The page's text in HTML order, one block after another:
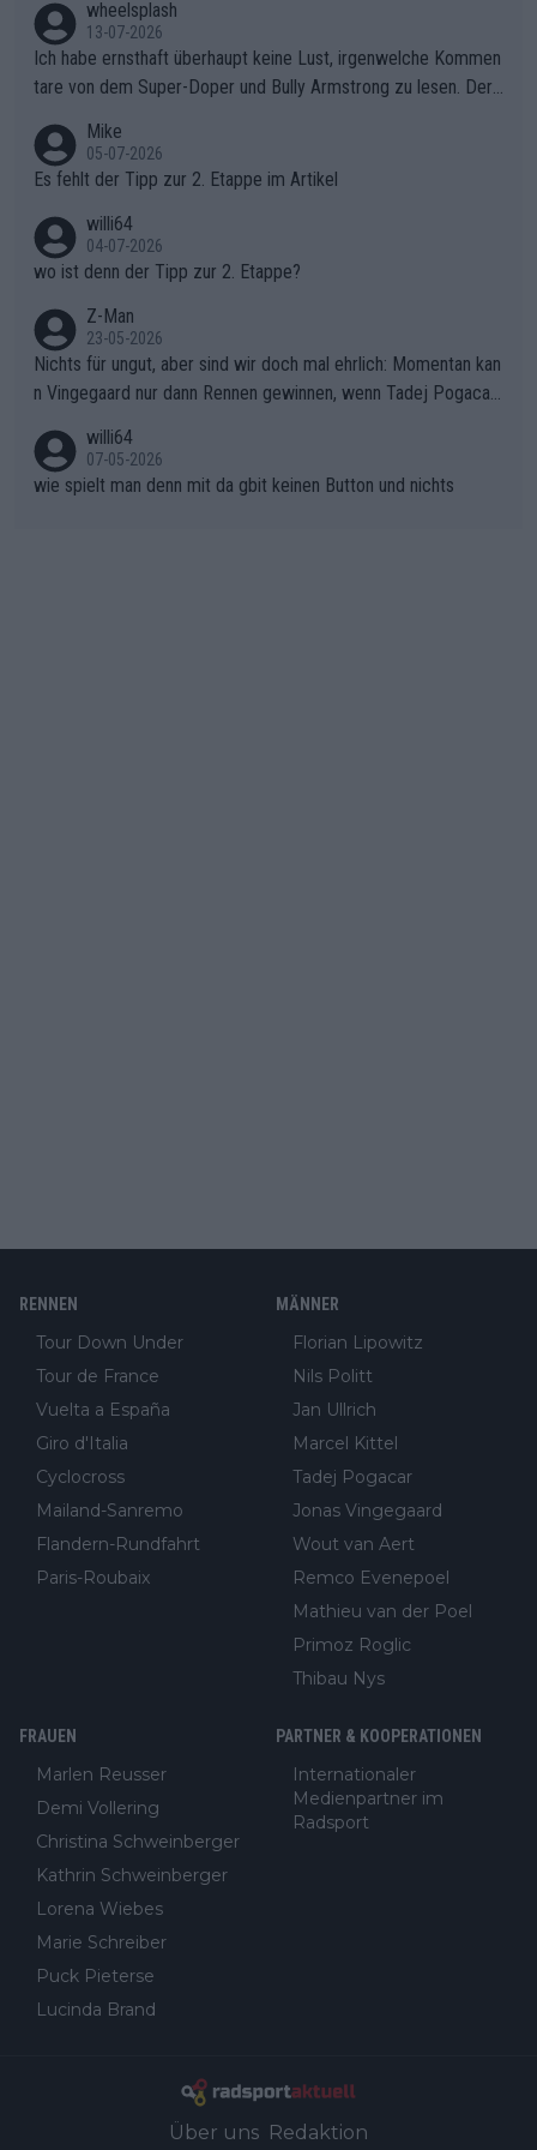
sers Einbruch: Erst als Reusser komplett einbrach, übernahm V
ollering die Initiative.Zu spätes Erwachen: Zu diesem Zeitpunkt
war das Loch zu Niewiadoma bereits zu groß, um es im Allein
en.Teurer Sekundenpoker: Die Quittung sind nun 15 Sekunden
Rückstand im Gesamtklassement – ein Polster, das Niewiado
gibt. Diese Etappe wird sicher als der psychologische Wendep
unkt dieser Tour in die Geschichte eingehen. Wenn man bei so
einem harten Aufstieg einmal den Moment verpasst und der K
onkurrentin die "zweite Luft" schenkt, ist der Schaden am Ber
g kaum noch zu reparieren.Vor uns liegt nun das große Finale R
ichtung Nizza. Niewiadoma hat psychologisch Oberwasser, ab
er SD Worx und Vollering müssen jetzt All-In gehen. (gregman
n)
wheelsplash
13-07-2026
Ich habe ernsthaft überhaupt keine Lust, irgenwelche Kommen
tare von dem Super-Doper und Bully Armstrong zu lesen. Der
r die gehört nicht in dieses Medium!
Mike
05-07-2026
Es fehlt der Tipp zur 2. Etappe im Artikel
willi64
04-07-2026
wo ist denn der Tipp zur 2. Etappe?
Z-Man
23-05-2026
Nichts für ungut, aber sind wir doch mal ehrlich: Momentan kan
n Vingegaard nur dann Rennen gewinnen, wenn Tadej Pogacar
willi64
07-05-2026
wie spielt man denn mit da gbit keinen Button und nichts
RENNEN
Tour Down Under
Tour de France
Vuelta a España
Giro d'Italia
Cyclocross
Mailand-Sanremo
Flandern-Rundfahrt
Paris-Roubaix
MÄNNER
Florian Lipowitz
Nils Politt
Jan Ullrich
Marcel Kittel
Tadej Pogacar
Jonas Vingegaard
Wout van Aert
Remco Evenepoel
Mathieu van der Poel
Primoz Roglic
Thibau Nys
FRAUEN
Marlen Reusser
Demi Vollering
Christina Schweinberger
Kathrin Schweinberger
Lorena Wiebes
Marie Schreiber
Puck Pieterse
Lucinda Brand
PARTNER & KOOPERATIONEN
Internationaler
Medienpartner im
Radsport
Über uns Redaktion